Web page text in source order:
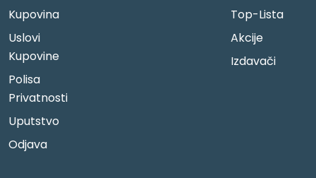
Kupovina
Uslovi
Kupovine
Polisa
Privatnosti
Uputstvo
Odjava
Top-Lista
Akcije
Izdavači